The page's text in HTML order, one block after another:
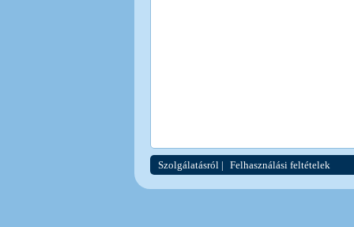
Szolgálatásról | Felhasználási feltételek